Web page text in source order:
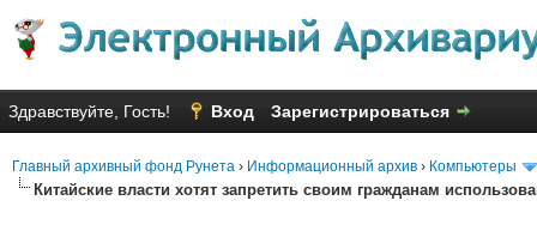
Здравствуйте, Гость! Вход Зарегистрироваться
Главный архивный фонд Рунета › Информационный архив › Компьютеры
Китайские власти хотят запретить своим гражданам